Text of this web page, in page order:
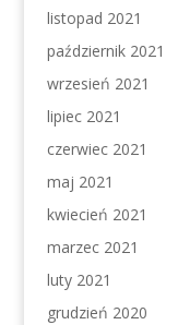
listopad 2021
październik 2021
wrzesień 2021
lipiec 2021
czerwiec 2021
maj 2021
kwiecień 2021
marzec 2021
luty 2021
grudzień 2020